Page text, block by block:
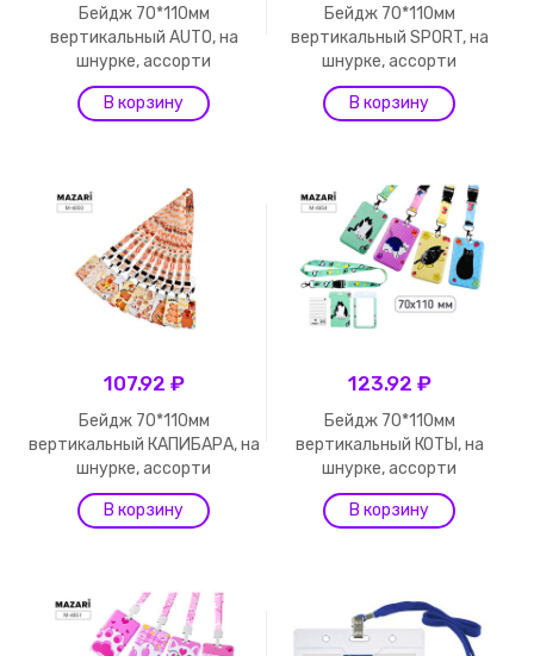
Бейдж 70*110мм
вертикальный AUTO, на
шнурке, ассорти
Бейдж 70*110мм
вертикальный SPORT, на
шнурке, ассорти
107.92 ₽
Бейдж 70*110мм
вертикальный КАПИБАРА, на
шнурке, ассорти
123.92 ₽
Бейдж 70*110мм
вертикальный КОТЫ, на
шнурке, ассорти